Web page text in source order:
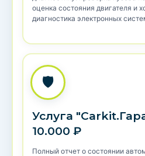
оценка состояния двигателя и
диагностика электронных
🛡️
Услуга
10.000 ₽
Полный отчет о состоянии